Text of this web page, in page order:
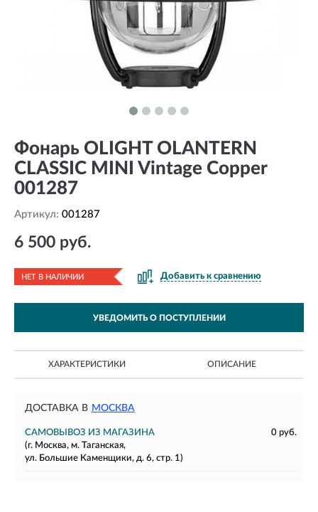
Фонарь OLIGHT OLANTERN
CLASSIC MINI Vintage Copper
001287
Артикул: 001287
6 500 руб.
НЕТ В НАЛИЧИИ Добавить к сравнению
УВЕДОМИТЬ О ПОСТУПЛЕНИИ
ХАРАКТЕРИСТИКИ ОПИСАНИЕ
ДОСТАВКА В МОСКВА
САМОВЫВОЗ ИЗ МАГАЗИНА
0 руб.
(г. Москва, м. Таганская,
ул. Большие Каменщики, д. 6, стр. 1)